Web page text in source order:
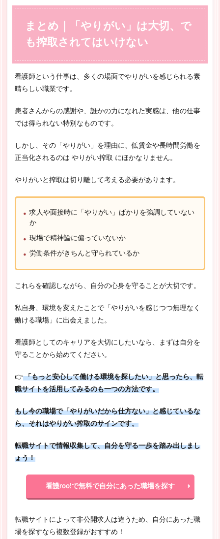
まとめ｜「やりがい」は大切、で
も搾取されてはいけない
看護師という仕事は、多くの場面でやりがいを感じられる素
晴らしい職業です。
患者さんからの感謝や、誰かの力になれた実感は、他の仕事
では得られない特別なものです。
しかし、その「やりがい」を理由に、低賃金や長時間労働を
正当化されるのは やりがい搾取 にほかなりません。
やりがいと搾取は切り離して考える必要があります。
求人や面接時に「やりがい」ばかりを強調していない
か
現場で精神論に偏っていないか
労働条件がきちんと守られているか
これらを確認しながら、自分の心身を守ることが大切です。
私自身、環境を変えたことで「やりがいを感じつつ無理なく
働ける職場」に出会えました。
看護師としてのキャリアを大切にしたいなら、まずは自分を
守ることから始めてください。
👉「もっと安心して働ける環境を探したい」と思ったら、転
職サイトを活用してみるのも一つの方法です。
もし今の職場で「やりがいだから仕方ない」と感じているな
ら、それはやりがい搾取のサインです。
転職サイトで情報収集して、自分を守る一歩を踏み出しまし
ょう！
看護roo!で無料で自分にあった職場を探す
転職サイトによって非公開求人は違うため、自分にあった職
場を探すなら複数登録がおすすめ！